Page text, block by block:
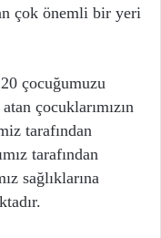
çok önemli bir yeri
çocuğumuzu
çocuklarımızın
tarafından
tarafından
sağlıklarına